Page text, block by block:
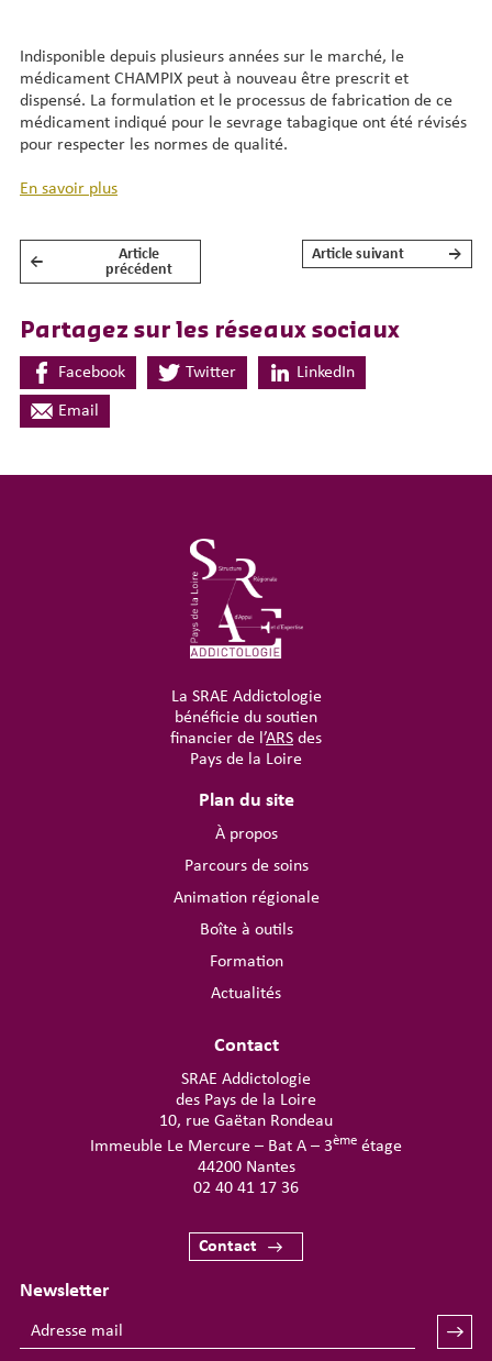
Indisponible depuis plusieurs années sur le marché, le
médicament CHAMPIX peut à nouveau être prescrit et
dispensé. La formulation et le processus de fabrication de ce
médicament indiqué pour le sevrage tabagique ont été révisés
pour respecter les normes de qualité.
En savoir plus
NAVIGATION DE L’ARTICLE
←
Article
précédent
Article suivant →
Partagez sur les réseaux sociaux
Facebook Twitter LinkedIn
Email
La SRAE Addictologie
bénéficie du soutien
financier de l’ARS des
Pays de la Loire
Plan du site
À propos
Parcours de soins
Animation régionale
Boîte à outils
Formation
Actualités
Contact
SRAE Addictologie
des Pays de la Loire
10, rue Gaëtan Rondeau
Immeuble Le Mercure – Bat A – 3ème étage
44200 Nantes
02 40 41 17 36
Contact
Newsletter